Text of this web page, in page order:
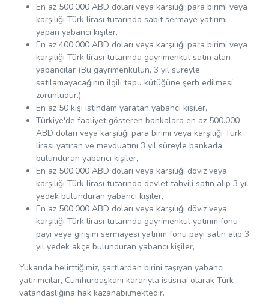
En az 500.000 ABD doları veya karşılığı para birimi veya
karşılığı Türk lirası tutarında sabit sermaye yatırımı
yapan yabancı kişiler,
En az 400.000 ABD doları veya karşılığı para birimi veya
karşılığı Türk lirası tutarında gayrimenkul satın alan
yabancılar (Bu gayrimenkulün, 3 yıl süreyle
satılamayacağının ilgili tapu kütüğüne şerh edilmesi
zorunludur.)
En az 50 kişi istihdam yaratan yabancı kişiler,
Türkiye'de faaliyet gösteren bankalara en az 500.000
ABD doları veya karşılığı para birimi veya karşılığı Türk
lirası yatıran ve mevduatını 3 yıl süreyle bankada
bulunduran yabancı kişiler,
En az 500.000 ABD doları veya karşılığı döviz veya
karşılığı Türk lirası tutarında devlet tahvili satın alıp 3 yıl
yedek bulunduran yabancı kişiler,
En az 500.000 ABD doları veya karşılığı döviz veya
karşılığı Türk lirası tutarında gayrimenkul yatırım fonu
payı veya girişim sermayesi yatırım fonu payı satın alıp 3
yıl yedek akçe bulunduran yabancı kişiler,
Yukarıda belirttiğimiz, şartlardan birini taşıyan yabancı
yatırımcılar, Cumhurbaşkanı kararıyla istisnai olarak Türk
vatandaşlığına hak kazanabilmektedir.